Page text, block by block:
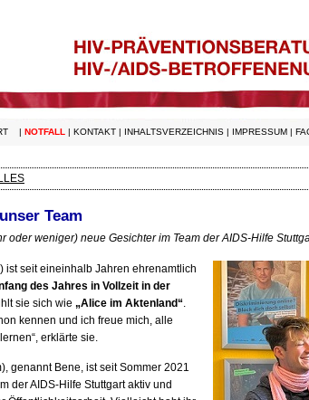
| NOTFALL | KONTAKT | INHALTSVERZEICHNIS | IMPRESSUM |
Team
oder weniger) neue Gesichter im Team derAIDS-Hilfe
ist seit eineinhalb Jahren ehrenamtlich
des Jahres in Vollzeit in der
sie sich wie „Alice im Aktenland“
kennen und ich freue mich, alle
erklärte sie.
genannt Bene, ist seit Sommer 2021
derAIDS-Hilfe Stuttgart aktiv und